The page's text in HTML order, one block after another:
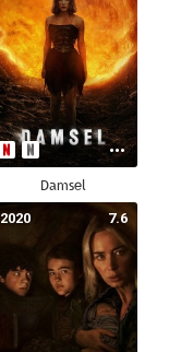
Damsel
7.6
2020